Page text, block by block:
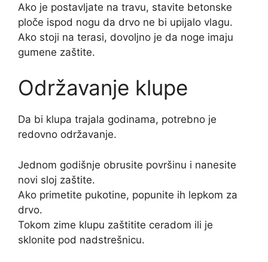
Ako je postavljate na travu, stavite betonske
ploče ispod nogu da drvo ne bi upijalo vlagu.
Ako stoji na terasi, dovoljno je da noge imaju
gumene zaštite.
Održavanje klupe
Da bi klupa trajala godinama, potrebno je
redovno održavanje.
Jednom godišnje obrusite površinu i nanesite
novi sloj zaštite.
Ako primetite pukotine, popunite ih lepkom za
drvo.
Tokom zime klupu zaštitite ceradom ili je
sklonite pod nadstrešnicu.